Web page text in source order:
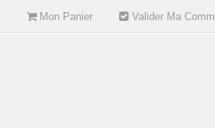
Mon Panier Valider Ma